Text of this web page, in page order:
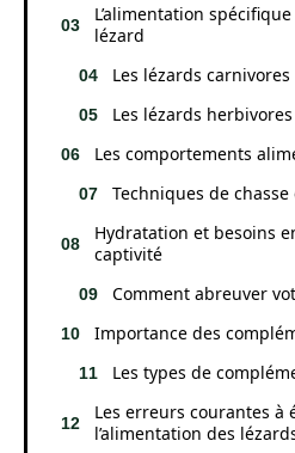
L’alimentation
lézard
Les lézards carnivores
Les lézards
Les comportements
Techniques de chasse
Hydratation et besoins
captivité
Comment abreuver
Importance des
Les types de
Les erreurs courantes à
l’alimentation des